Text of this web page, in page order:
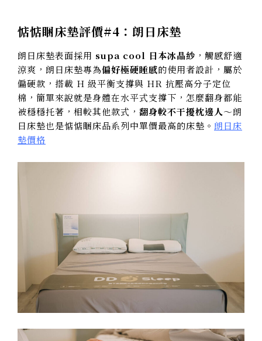
惦惦睏床墊評價#4：朗日床墊
朗日床墊表面採用 supa cool 日本冰晶紗 ，觸感舒適
涼爽，朗日床墊專為偏好極硬睡感的使用者設計，屬於
偏硬款，搭載 H 級平衡支撐與 HR 抗壓高分子定位
棉，簡單來說就是身體在水平式支撐下，怎麼翻身都能
被穩穩托著，相較其他款式， 翻身較不干擾枕邊人～朗
日床墊也是惦惦睏床品系列中單價最高的床墊。 朗日床
墊價格